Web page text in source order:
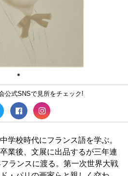
公式SNSで見所をチェック!
学校時代にフランス語を学ぶ。
業後、文展に出品するが三年連
ランスに渡る。第一次世界大戦